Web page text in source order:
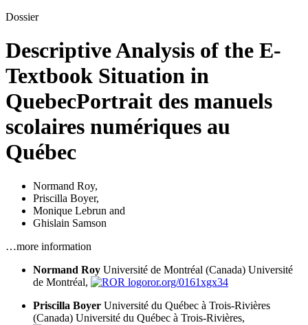
Dossier
Descriptive Analysis of the E-
Textbook Situation in
QuebecPortrait des manuels
scolaires numériques au
Québec
Normand Roy,
Priscilla Boyer,
Monique Lebrun and
Ghislain Samson
…more information
Normand Roy Université de Montréal (Canada) Université
de Montréal,
ror.org/0161xgx34
Priscilla Boyer Université du Québec à Trois-Rivières
(Canada) Université du Québec à Trois-Rivières,